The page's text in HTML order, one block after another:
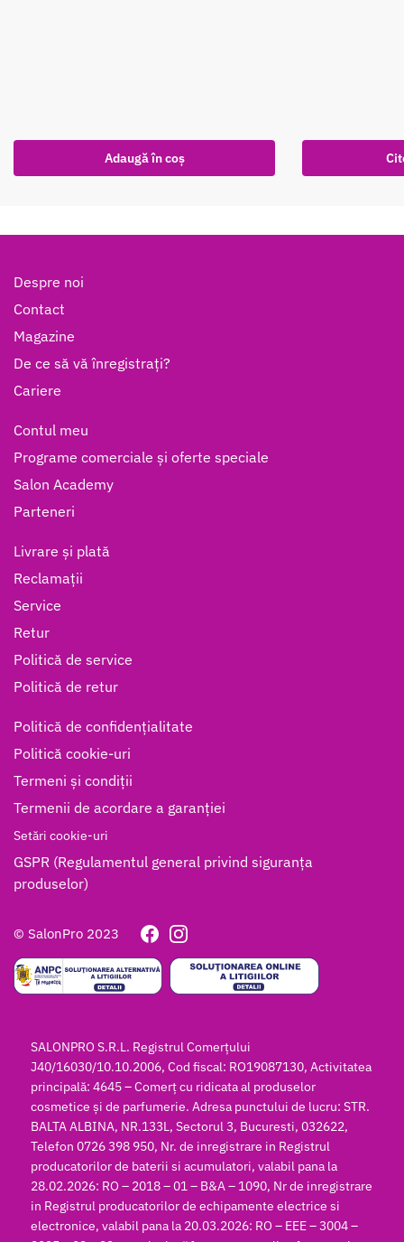
Adaugă în coș
Despre noi
Contact
Magazine
De ce să vă înregistrați?
Cariere
Contul meu
Programe comerciale și oferte speciale
Salon Academy
Parteneri
Livrare și plată
Reclamații
Service
Retur
Politică de service
Politică de retur
Politică de confidențialitate
Politică cookie-uri
Termeni și condiții
Termenii de acordare a garanției
Setări cookie-uri
GSPR (Regulamentul general privind siguranța
produselor)
© SalonPro 2023
SALONPRO S.R.L. Registrul Comerțului
J40/16030/10.10.2006, Cod fiscal: RO19087130, Activitatea
principală: 4645 – Comerț cu ridicata al produselor
cosmetice și de parfumerie. Adresa punctului de lucru: STR.
BALTA ALBINA, NR.133L, Sectorul 3, Bucuresti, 032622,
Telefon 0726 398 950, Nr. de inregistrare in Registrul
producatorilor de baterii si acumulatori, valabil pana la
28.02.2026: RO – 2018 – 01 – B&A – 1090, Nr de inregistrare
in Registrul producatorilor de echipamente electrice si
electronice, valabil pana la 20.03.2026: RO – EEE – 3004 –